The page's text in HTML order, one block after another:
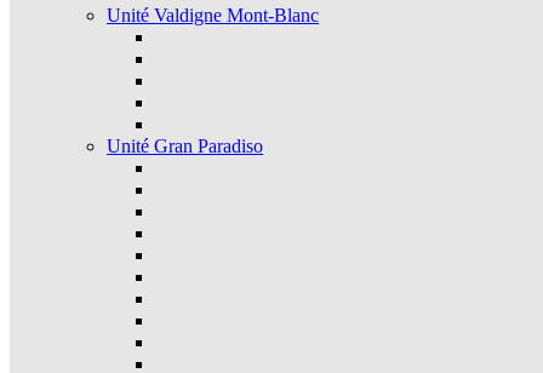
Unité Valdigne Mont-Blanc
Unité Gran Paradiso